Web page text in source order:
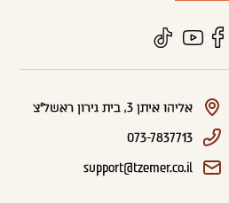
אליהו איתן 3, בית גירון ראשל"צ
073-7837713
support@tzemer.co.il